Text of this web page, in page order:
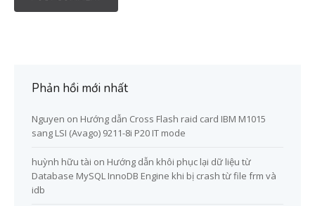
Phản hồi mới nhất
Nguyen on Hướng dẫn Cross Flash raid card IBM M1015
sang LSI (Avago) 9211-8i P20 IT mode
huỳnh hữu tài on Hướng dẫn khôi phục lại dữ liệu từ
Database MySQL InnoDB Engine khi bị crash từ file frm và
idb